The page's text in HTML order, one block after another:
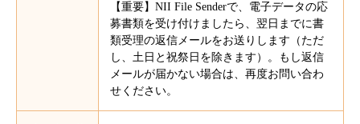
【重要】NII File Senderで、電子データの応
募書類を受け付けましたら、翌日までに書
類受理の返信メールをお送りします（ただ
し、土日と祝祭日を除きます）。もし返信
メールが届かない場合は、再度お問い合わ
せください。